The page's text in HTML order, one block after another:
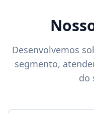
Desenvolvemos
segmento,
do